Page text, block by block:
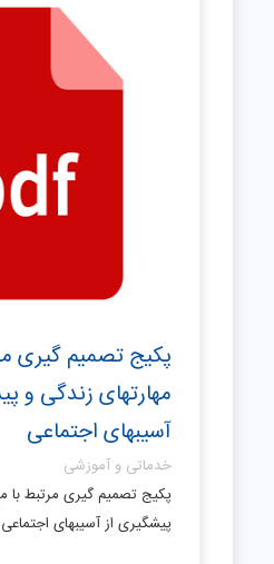
پکیج تصمیم گیری
مهارتهای زندگی و
آسیبهای اجتماعی
خدماتی و آموزشی
پکیج تصمیم گیری مرتبط با
پیشگیری از آسیبهای اجتماعی